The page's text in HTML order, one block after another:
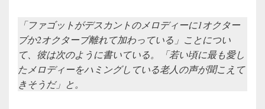
「ファゴットがデスカントのメロディーに1オクター
ブか2オクターブ離れて加わっている」ことについ
て、彼は次のように書いている。「若い頃に最も愛し
たメロディーをハミングしている老人の声が聞こえて
きそうだ」と。